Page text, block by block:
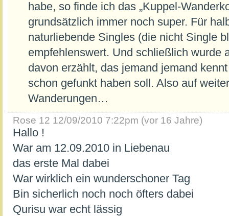
habe, so finde ich das „Kuppel-
grundsätzlich immer noch super. Für
naturliebende Singles (die nicht Single
empfehlenswert. Und schließlich wurde
davon erzählt, das jemand jemand
schon gefunkt haben soll. Also auf
Wanderungen…
Rose 12 12/09/2010 7:22pm (vor 16 Jahre)
Hallo !
War am 12.09.2010 in Liebenau
das erste Mal dabei
War wirklich ein wunderschoner Tag
Bin sicherlich noch noch öfters dabei
Qurisu war echt lässig